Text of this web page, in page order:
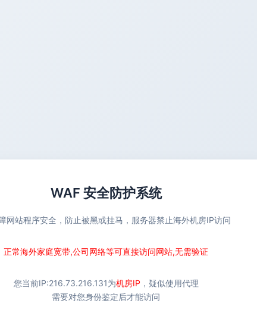
WAF 安全防护系统
网站程序安全，防止被黑或挂马，服务器禁止海外机房IP访问
正常海外家庭宽带,公司网络等可直接访问网站,无需验证
您当前IP:216.73.216.131为机房IP ，疑似使用代理
需要对您身份鉴定后才能访问